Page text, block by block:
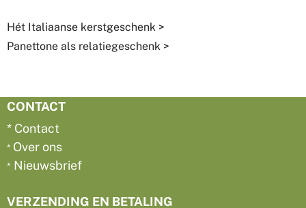
Hét Italiaanse kerstgeschenk >
Panettone als relatiegeschenk >
CONTACT
* Contact
* Over ons
* Nieuwsbrief
VERZENDING EN BETALING